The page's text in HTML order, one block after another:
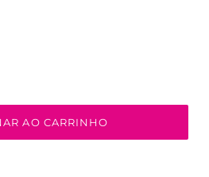
AO CARRINHO